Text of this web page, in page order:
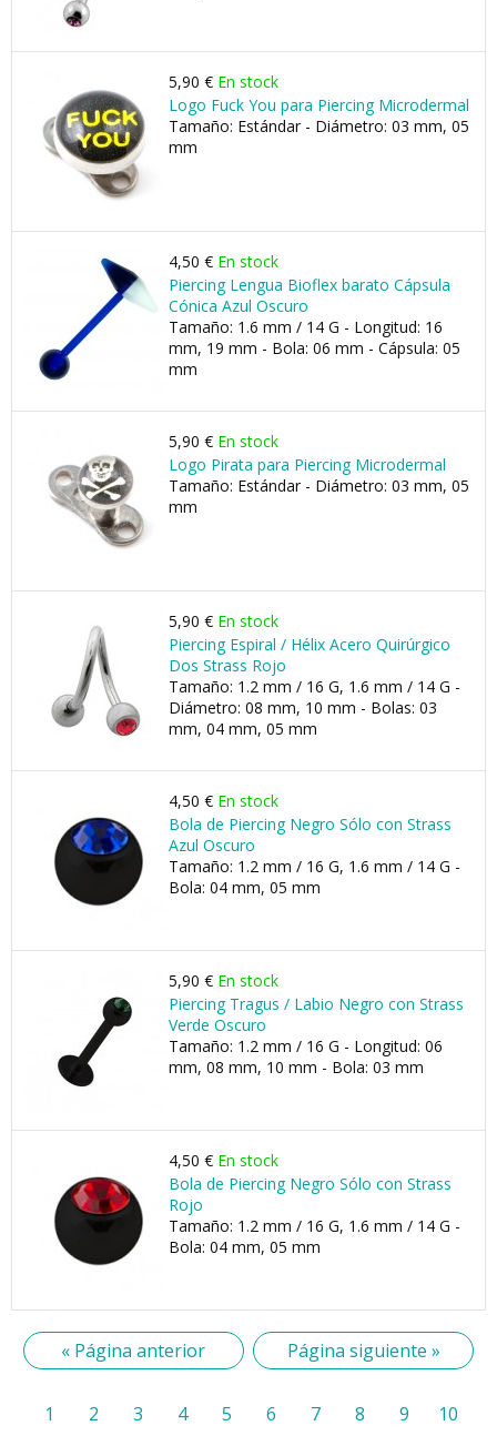
5,90 € En stock
Logo Fuck You para Piercing Microdermal
Tamaño: Estándar - Diámetro: 03 mm, 05
mm
4,50 € En stock
Piercing Lengua Bioflex barato Cápsula
Cónica Azul Oscuro
Tamaño: 1.6 mm / 14 G - Longitud: 16
mm, 19 mm - Bola: 06 mm - Cápsula: 05
mm
5,90 € En stock
Logo Pirata para Piercing Microdermal
Tamaño: Estándar - Diámetro: 03 mm, 05
mm
5,90 € En stock
Piercing Espiral / Hélix Acero Quirúrgico
Dos Strass Rojo
Tamaño: 1.2 mm / 16 G, 1.6 mm / 14 G -
Diámetro: 08 mm, 10 mm - Bolas: 03
mm, 04 mm, 05 mm
4,50 € En stock
Bola de Piercing Negro Sólo con Strass
Azul Oscuro
Tamaño: 1.2 mm / 16 G, 1.6 mm / 14 G -
Bola: 04 mm, 05 mm
5,90 € En stock
Piercing Tragus / Labio Negro con Strass
Verde Oscuro
Tamaño: 1.2 mm / 16 G - Longitud: 06
mm, 08 mm, 10 mm - Bola: 03 mm
4,50 € En stock
Bola de Piercing Negro Sólo con Strass
Rojo
Tamaño: 1.2 mm / 16 G, 1.6 mm / 14 G -
Bola: 04 mm, 05 mm
« Página anterior Página siguiente »
1 2 3 4 5 6 7 8 9
10